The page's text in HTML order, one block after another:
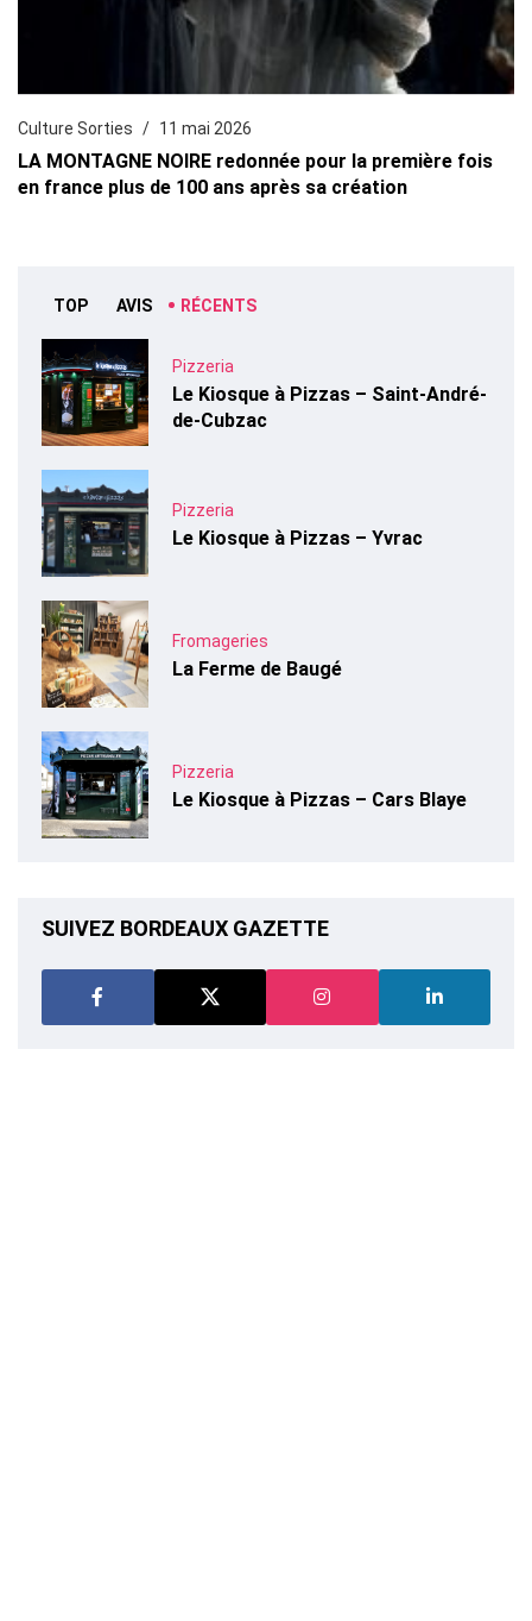
Culture Sorties 11 mai 2026
LA MONTAGNE NOIRE redonnée pour la première fois
en france plus de 100 ans après sa création
TOP AVIS RÉCENTS
Pizzeria
Le Kiosque à Pizzas – Saint-André-
de-Cubzac
Pizzeria
Le Kiosque à Pizzas – Yvrac
Fromageries
La Ferme de Baugé
Pizzeria
Le Kiosque à Pizzas – Cars Blaye
SUIVEZ BORDEAUX GAZETTE